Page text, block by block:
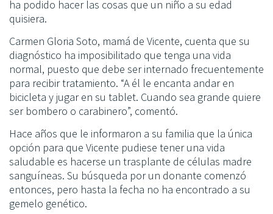
ha podido hacer las cosas que un niño a su edad
quisiera.
Carmen Gloria Soto, mamá de Vicente, cuenta que su
diagnóstico ha imposibilitado que tenga una vida
normal, puesto que debe ser internado frecuentemente
para recibir tratamiento. “A él le encanta andar en
bicicleta y jugar en su tablet. Cuando sea grande quiere
ser bombero o carabinero”, comentó.
Hace años que le informaron a su familia que la única
opción para que Vicente pudiese tener una vida
saludable es hacerse un trasplante de células madre
sanguíneas. Su búsqueda por un donante comenzó
entonces, pero hasta la fecha no ha encontrado a su
gemelo genético.